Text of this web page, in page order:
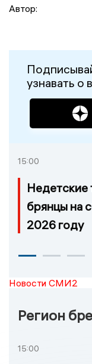
Автор:
узнавать о
15:00
Недетские
брянцы на
2026 году
Новости СМИ2
Регион
15:00